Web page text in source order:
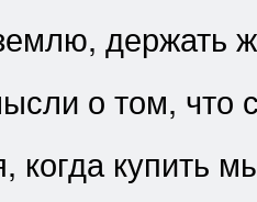
держать
о том, что
когда купить